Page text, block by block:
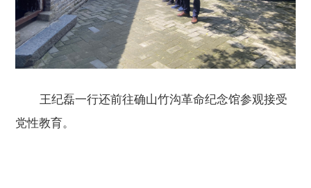
王纪磊一行还前往确山竹沟革命纪念馆参观接受
党性教育。